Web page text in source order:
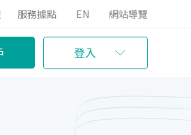
服務據點 EN 網站導覽
登入